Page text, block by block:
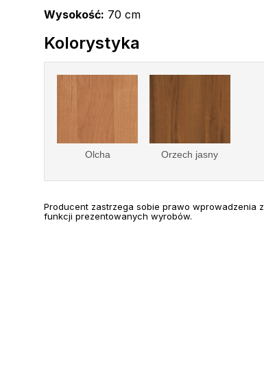
Wysokość: 70 cm
Kolorystyka
Olcha Orzech jasny
Producent zastrzega sobie prawo wprowadzenia
funkcji prezentowanych wyrobów.